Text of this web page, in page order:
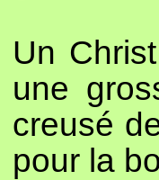
Un
une
creusé
pour la